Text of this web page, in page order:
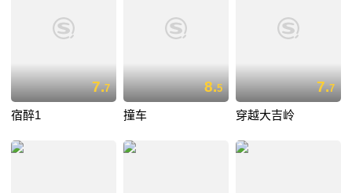
7.7
宿醉1
8.5
撞车
7.7
穿越大吉岭